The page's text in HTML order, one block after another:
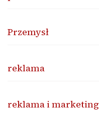
Przemysł
reklama
reklama i marketing